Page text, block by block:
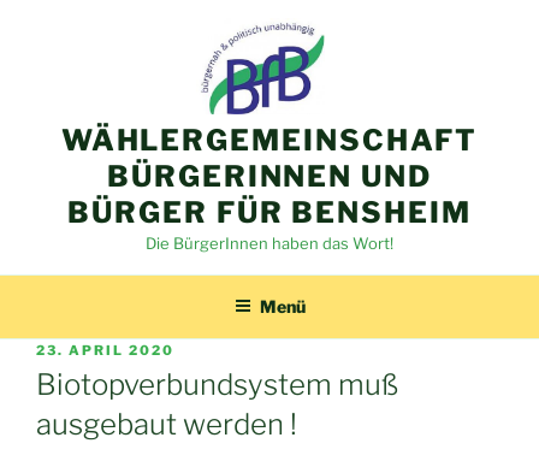
WÄHLERGEMEINSCHAFT
BÜRGERINNEN UND
BÜRGER FÜR BENSHEIM
Die BürgerInnen haben das Wort!
Menü
VERÖFFENTLICHT
AM
23. APRIL 2020
Biotopverbundsystem muß
ausgebaut werden !